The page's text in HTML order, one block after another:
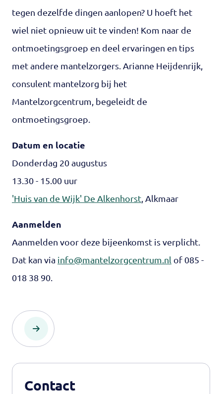
tegen dezelfde dingen aanlopen? U hoeft het
wiel niet opnieuw uit te vinden! Kom naar de
ontmoetingsgroep en deel ervaringen en tips
met andere mantelzorgers. Arianne Heijdenrijk,
consulent mantelzorg bij het
Mantelzorgcentrum, begeleidt de
ontmoetingsgroep.
Datum en locatie
Donderdag 20 augustus
13.30 - 15.00 uur
'Huis van de Wijk' De Alkenhorst , Alkmaar
Aanmelden
Aanmelden voor deze bijeenkomst is verplicht.
Dat kan via info@mantelzorgcentrum.nl of 085 -
018 38 90.
Contact